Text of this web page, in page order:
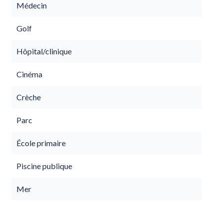
Médecin
Golf
Hôpital/clinique
Cinéma
Crèche
Parc
École primaire
Piscine publique
Mer